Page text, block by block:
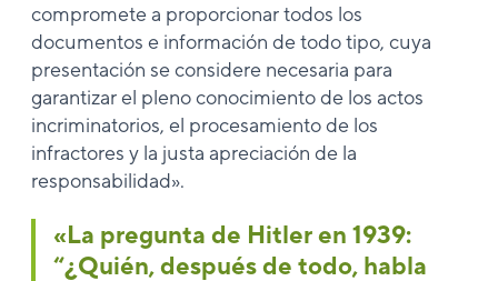
compromete a proporcionar todos los
documentos e información de todo tipo, cuya
presentación se considere necesaria para
garantizar el pleno conocimiento de los actos
incriminatorios, el procesamiento de los
infractores y la justa apreciación de la
responsabilidad».
«La pregunta de Hitler en 1939:
“¿Quién, después de todo, habla